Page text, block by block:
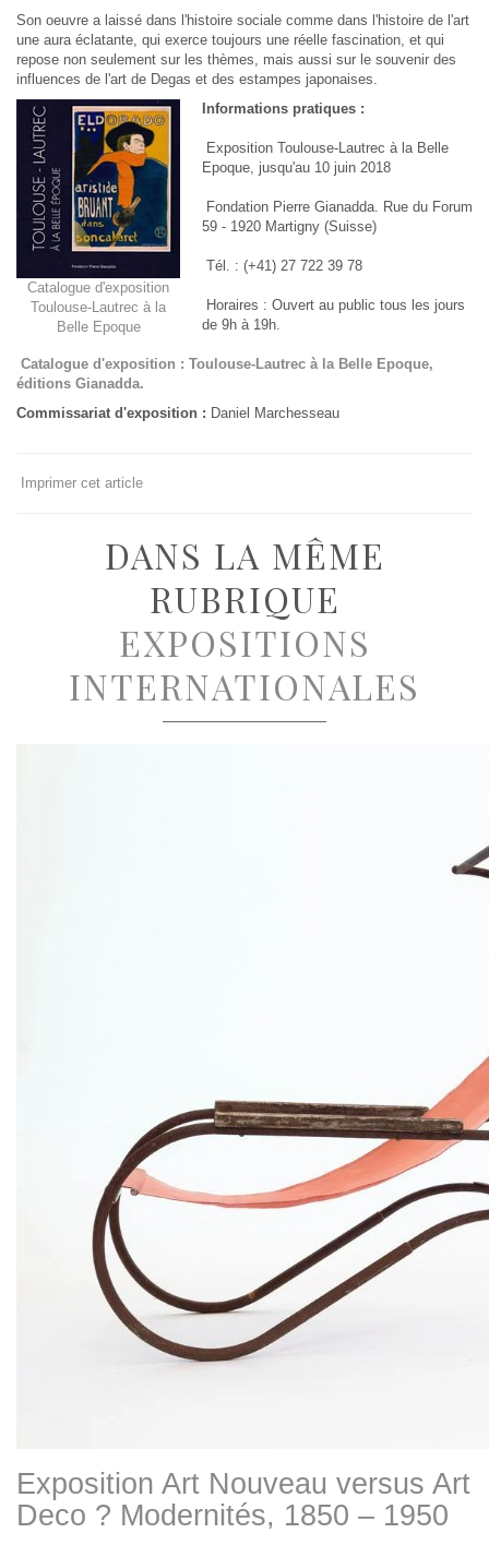
Son oeuvre a laissé dans l'histoire sociale comme dans l'histoire de l'art
une aura éclatante, qui exerce toujours une réelle fascination, et qui
repose non seulement sur les thèmes, mais aussi sur le souvenir des
influences de l'art de Degas et des estampes japonaises.
Catalogue d'exposition
Toulouse-Lautrec à la
Belle Epoque
Informations pratiques :
Exposition Toulouse-Lautrec à la Belle
Epoque, jusqu'au 10 juin 2018
Fondation Pierre Gianadda. Rue du Forum
59 - 1920 Martigny (Suisse)
Tél. : (+41) 27 722 39 78
Horaires : Ouvert au public tous les jours
de 9h à 19h.
Catalogue d'exposition : Toulouse-Lautrec à la Belle Epoque,
éditions Gianadda.
Commissariat d'exposition : Daniel Marchesseau
Imprimer cet article
DANS LA MÊME
RUBRIQUE
EXPOSITIONS
INTERNATIONALES
Exposition Art Nouveau versus Art
Deco ? Modernités, 1850 – 1950